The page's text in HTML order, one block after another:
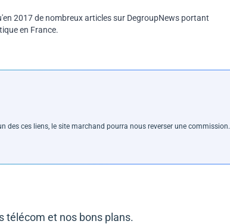
2017 de nombreux articles sur DegroupNews portant
en France.
des ces liens, le site marchand pourra nous reverser une commission.
télécom et nos bons plans.